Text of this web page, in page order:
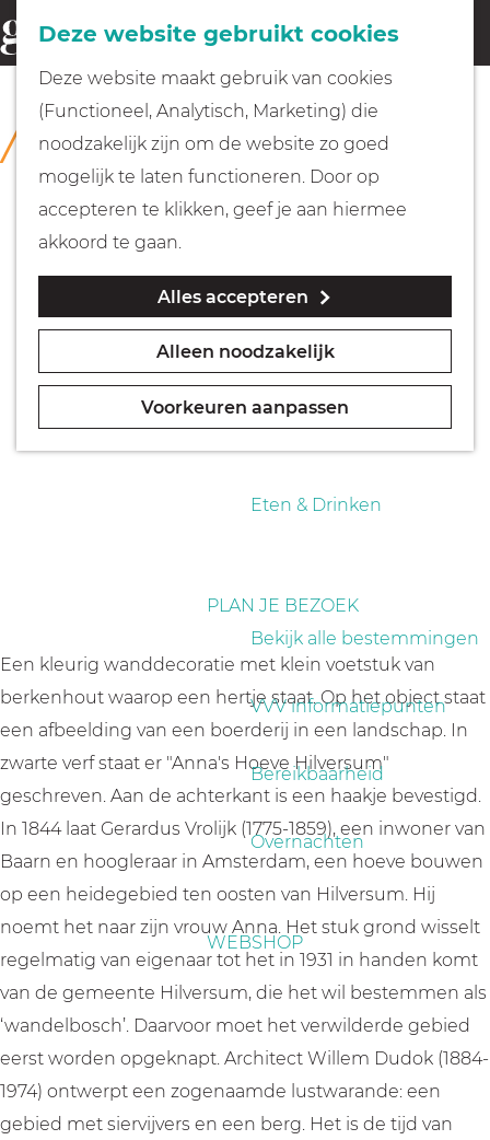
Deze website gebruikt cookies
Deze website maakt gebruik van cookies
(Functioneel, Analytisch, Marketing) die
noodzakelijk zijn om de website zo goed
mogelijk te laten functioneren. Door op
accepteren te klikken, geef je aan hiermee
akkoord te gaan.
Alles accepteren
Alleen noodzakelijk
Voorkeuren aanpassen
G
a
Fietsen
Wandelen
Geocachen
Naar het museum
Eten & Drinken
PLAN JE BEZOEK
Bekijk alle bestemmingen
VVV informatiepunten
Bereikbaarheid
Overnachten
WEBSHOP
o
e
k
e
n
COLLECTIE
Collectie Hilversum
Een kleurig wanddecoratie met klein voetstuk van
berkenhout waarop een hertje staat. Op het object staat
een afbeelding van een boerderij in een landschap. In
zwarte verf staat er "Anna's Hoeve Hilversum"
geschreven. Aan de achterkant is een haakje bevestigd.
In 1844 laat Gerardus Vrolijk (1775-1859), een inwoner van
Baarn en hoogleraar in Amsterdam, een hoeve bouwen
op een heidegebied ten oosten van Hilversum. Hij
noemt het naar zijn vrouw Anna. Het stuk grond wisselt
regelmatig van eigenaar tot het in 1931 in handen komt
van de gemeente Hilversum, die het wil bestemmen als
‘wandelbosch’. Daarvoor moet het verwilderde gebied
eerst worden opgeknapt. Architect Willem Dudok (1884-
1974) ontwerpt een zogenaamde lustwarande: een
gebied met siervijvers en een berg. Het is de tijd van